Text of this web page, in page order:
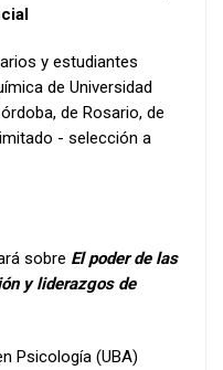
y estudiantes
de Universidad
de Rosario, de
- selección a
sobre El poder de las
y liderazgos de
Psicología (UBA)